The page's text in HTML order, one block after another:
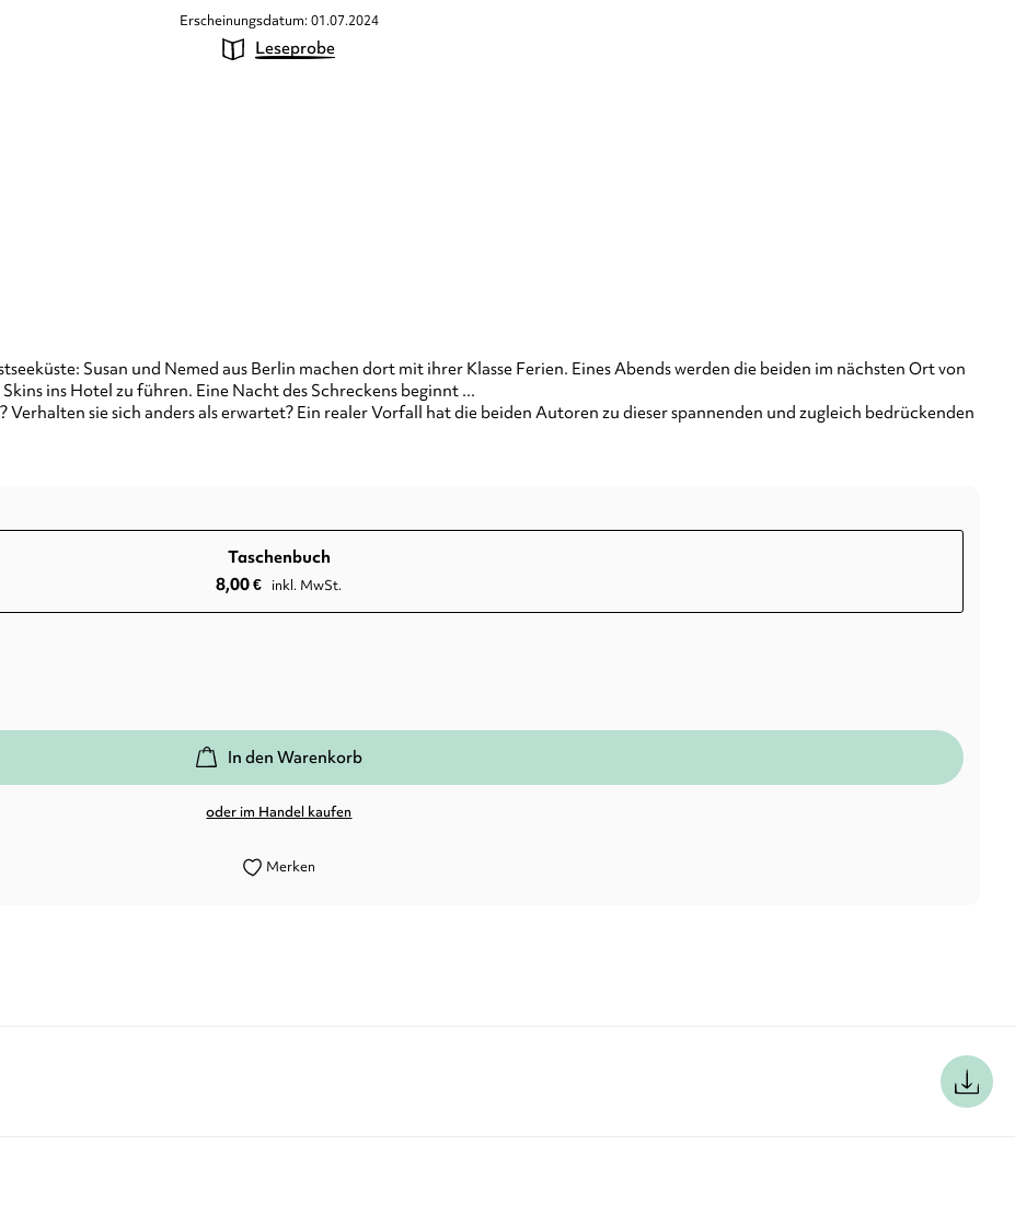
Erscheinungsdatum: 01.07.2024
Leseprobe
Susan und Nemed aus Berlin machen dort mit ihrer Klasse Ferien. Eines Abends werden die beiden im nächsten Ort von
ins Hotel zu führen. Eine Nacht des Schreckens beginnt ...
Verhalten sie sich anders als erwartet? Ein realer Vorfall hat die beiden Autoren zu dieser spannenden und zugleich bedrückenden
Taschenbuch
8,00€ inkl. MwSt.
In den Warenkorb
oder im Handel kaufen
Merken